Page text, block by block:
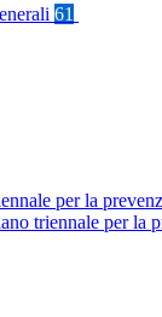
61
per la
triennale per la